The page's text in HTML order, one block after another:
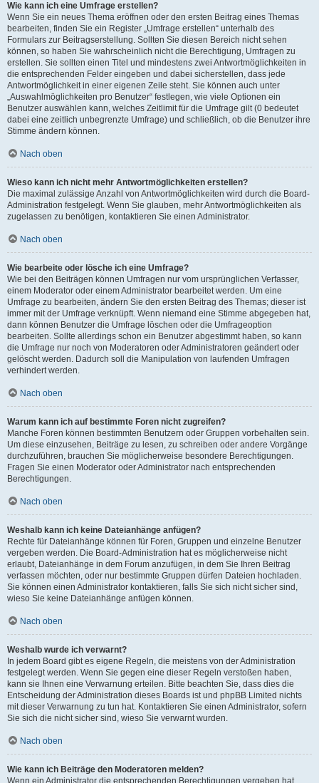
Wie kann ich eine Umfrage erstellen?
Wenn Sie ein neues Thema eröffnen oder den ersten Beitrag eines Themas
bearbeiten, finden Sie ein Register „Umfrage erstellen“ unterhalb des
Formulars zur Beitragserstellung. Sollten Sie diesen Bereich nicht sehen
können, so haben Sie wahrscheinlich nicht die Berechtigung, Umfragen zu
erstellen. Sie sollten einen Titel und mindestens zwei Antwortmöglichkeiten in
die entsprechenden Felder eingeben und dabei sicherstellen, dass jede
Antwortmöglichkeit in einer eigenen Zeile steht. Sie können auch unter
„Auswahlmöglichkeiten pro Benutzer“ festlegen, wie viele Optionen ein
Benutzer auswählen kann, welches Zeitlimit für die Umfrage gilt (0 bedeutet
dabei eine zeitlich unbegrenzte Umfrage) und schließlich, ob die Benutzer ihre
Stimme ändern können.
Nach oben
Wieso kann ich nicht mehr Antwortmöglichkeiten erstellen?
Die maximal zulässige Anzahl von Antwortmöglichkeiten wird durch die Board-
Administration festgelegt. Wenn Sie glauben, mehr Antwortmöglichkeiten als
zugelassen zu benötigen, kontaktieren Sie einen Administrator.
Nach oben
Wie bearbeite oder lösche ich eine Umfrage?
Wie bei den Beiträgen können Umfragen nur vom ursprünglichen Verfasser,
einem Moderator oder einem Administrator bearbeitet werden. Um eine
Umfrage zu bearbeiten, ändern Sie den ersten Beitrag des Themas; dieser ist
immer mit der Umfrage verknüpft. Wenn niemand eine Stimme abgegeben hat,
dann können Benutzer die Umfrage löschen oder die Umfrageoption
bearbeiten. Sollte allerdings schon ein Benutzer abgestimmt haben, so kann
die Umfrage nur noch von Moderatoren oder Administratoren geändert oder
gelöscht werden. Dadurch soll die Manipulation von laufenden Umfragen
verhindert werden.
Nach oben
Warum kann ich auf bestimmte Foren nicht zugreifen?
Manche Foren können bestimmten Benutzern oder Gruppen vorbehalten sein.
Um diese einzusehen, Beiträge zu lesen, zu schreiben oder andere Vorgänge
durchzuführen, brauchen Sie möglicherweise besondere Berechtigungen.
Fragen Sie einen Moderator oder Administrator nach entsprechenden
Berechtigungen.
Nach oben
Weshalb kann ich keine Dateianhänge anfügen?
Rechte für Dateianhänge können für Foren, Gruppen und einzelne Benutzer
vergeben werden. Die Board-Administration hat es möglicherweise nicht
erlaubt, Dateianhänge in dem Forum anzufügen, in dem Sie Ihren Beitrag
verfassen möchten, oder nur bestimmte Gruppen dürfen Dateien hochladen.
Sie können einen Administrator kontaktieren, falls Sie sich nicht sicher sind,
wieso Sie keine Dateianhänge anfügen können.
Nach oben
Weshalb wurde ich verwarnt?
In jedem Board gibt es eigene Regeln, die meistens von der Administration
festgelegt werden. Wenn Sie gegen eine dieser Regeln verstoßen haben,
kann sie Ihnen eine Verwarnung erteilen. Bitte beachten Sie, dass dies die
Entscheidung der Administration dieses Boards ist und phpBB Limited nichts
mit dieser Verwarnung zu tun hat. Kontaktieren Sie einen Administrator, sofern
Sie sich die nicht sicher sind, wieso Sie verwarnt wurden.
Nach oben
Wie kann ich Beiträge den Moderatoren melden?
Wenn ein Administrator die entsprechenden Berechtigungen vergeben hat,